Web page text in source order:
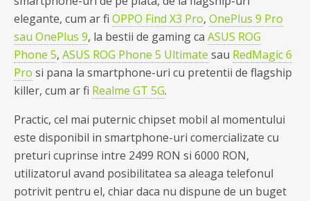
elegante, cum ar fi OPPO Find X3 Pro, OnePlus 9 Pro
sau OnePlus 9, la bestii de gaming ca ASUS ROG
Phone 5, ASUS ROG Phone 5 Ultimate sau RedMagic 6
Pro si pana la smartphone-uri cu pretentii de flagship
killer, cum ar fi Realme GT 5G.
Practic, cel mai puternic chipset mobil al momentului
este disponibil in smartphone-uri comercializate cu
preturi cuprinse intre 2499 RON si 6000 RON,
utilizatorul avand posibilitatea sa aleaga telefonul
potrivit pentru el, chiar daca nu dispune de un buget